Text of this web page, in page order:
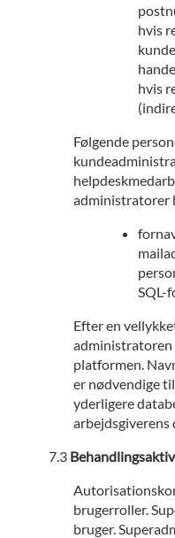
hvis
hvis
Følgende
administratorer
SQL-
Efter en
administratoren
platformen.
er nødvendige
yderligere
brugerroller.
bruger.